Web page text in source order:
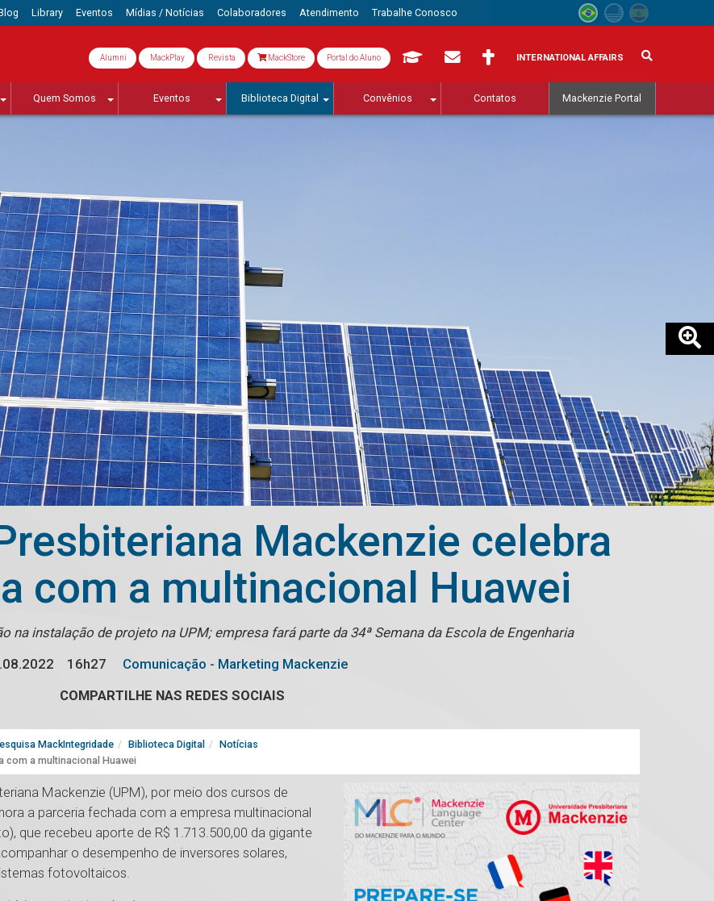
Library Eventos Mídias / Notícias Colaboradores Atendimento Trabalhe Conosco
Alumni MackPlay Revista MackStore Portal do Aluno INTERNATIONAL AFFAIRS
Quem Somos Eventos Biblioteca Digital Convênios Contatos Mackenzie Portal
Mackenzie celebra
com a multinacional Huawei
na instalação de projeto na UPM; empresa fará parte da 34ª Semana da Escola de Engenharia
16h27
Comunicação - Marketing Mackenzie
COMPARTILHE NAS REDES SOCIAIS
MackIntegridade Biblioteca Digital
Notícias
com a multinacional Huawei
Mackenzie (UPM), por meio dos cursos de
a parceria fechada com a empresa multinacional
que recebeu aporte de R$ 1.713.500,00 da gigante
o desempenho de inversores solares,
fotovoltaicos.